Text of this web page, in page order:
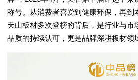
称号。从消费者喜爱到健康环保，再到
天山板材多次登榜的背后，是行业与市
品质的持续认可，更是品牌深耕板材领